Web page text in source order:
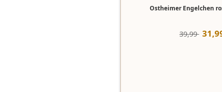
Ostheimer Engelchen
39,99  31,